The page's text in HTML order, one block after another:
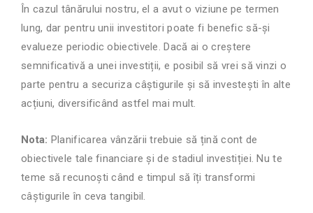
În cazul tânărului nostru, el a avut o viziune pe termen
lung, dar pentru unii investitori poate fi benefic să-și
evalueze periodic obiectivele. Dacă ai o creștere
semnificativă a unei investiții, e posibil să vrei să vinzi o
parte pentru a securiza câștigurile și să investești în alte
acțiuni, diversificând astfel mai mult.
Nota: Planificarea vânzării trebuie să țină cont de
obiectivele tale financiare și de stadiul investiției. Nu te
teme să recunoști când e timpul să îți transformi
câștigurile în ceva tangibil.